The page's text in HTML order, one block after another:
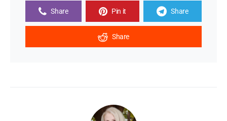
Share Pin it Share
Share